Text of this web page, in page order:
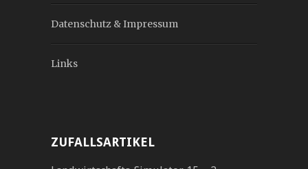
Datenschutz & Impressum
Links
ZUFALLSARTIKEL